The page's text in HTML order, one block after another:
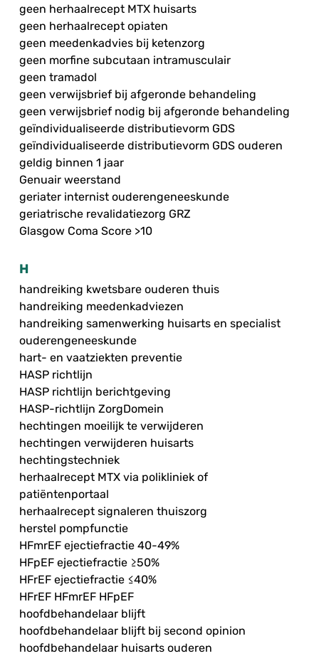
geen herhaalrecept MTX huisarts
geen herhaalrecept opiaten
geen meedenkadvies bij ketenzorg
geen morfine subcutaan intramusculair
geen tramadol
geen verwijsbrief bij afgeronde behandeling
geen verwijsbrief nodig bij afgeronde behandeling
geïndividualiseerde distributievorm GDS
geïndividualiseerde distributievorm GDS ouderen
geldig binnen 1 jaar
Genuair weerstand
geriater internist ouderengeneeskunde
geriatrische revalidatiezorg GRZ
Glasgow Coma Score >10
H
handreiking kwetsbare ouderen thuis
handreiking meedenkadviezen
handreiking samenwerking huisarts en specialist
ouderengeneeskunde
hart- en vaatziekten preventie
HASP richtlijn
HASP richtlijn berichtgeving
HASP-richtlijn ZorgDomein
hechtingen moeilijk te verwijderen
hechtingen verwijderen huisarts
hechtingstechniek
herhaalrecept MTX via polikliniek of
patiëntenportaal
herhaalrecept signaleren thuiszorg
herstel pompfunctie
HFmrEF ejectiefractie 40-49%
HFpEF ejectiefractie ≥50%
HFrEF ejectiefractie ≤40%
HFrEF HFmrEF HFpEF
hoofdbehandelaar blijft
hoofdbehandelaar blijft bij second opinion
hoofdbehandelaar huisarts ouderen